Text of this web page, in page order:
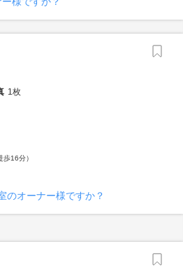
1枚
歩16分）
のオーナー様ですか？